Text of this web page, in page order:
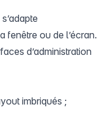
fenêtre ou de l’écran.
d’administration
imbriqués ;